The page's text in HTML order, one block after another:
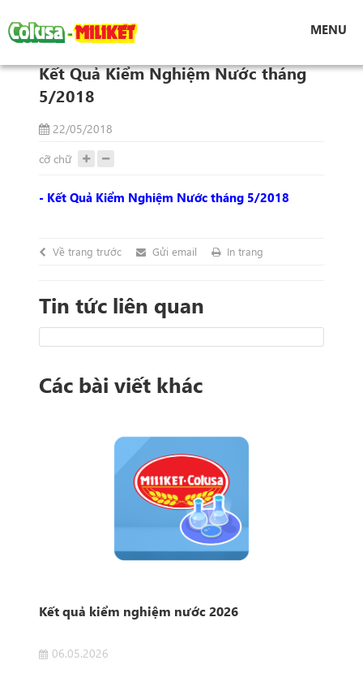
MENU
Kết Quả Kiểm Nghiệm Nước tháng 5/2018
Kết Quả Kiểm Nghiệm Nước tháng
5/2018
22/05/2018
cỡ chữ
- Kết Quả Kiểm Nghiệm Nước tháng 5/2018
Về trang trước Gửi email In trang
Tin tức liên quan
Các bài viết khác
Kết quả kiểm nghiệm nước 2026
06.05.2026